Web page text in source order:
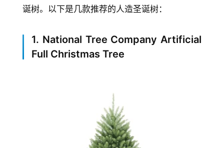
诞树。以下是几款推荐的人造圣诞树：
1. National Tree Company Artificial
Full Christmas Tree